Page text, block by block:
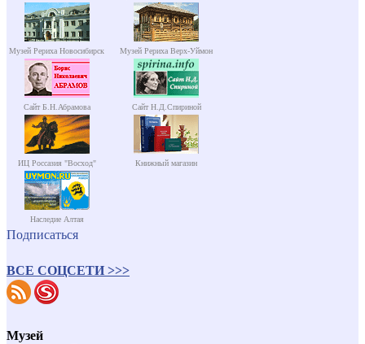
Музей Рериха Новосибирск Музей Рериха Верх-Уймон
Сайт Б.Н.Абрамова Сайт Н.Д.Спириной
ИЦ Россазия "Восход" Книжный магазин
Наследие Алтая
Подписаться
ВСЕ СОЦСЕТИ >>>
Музей